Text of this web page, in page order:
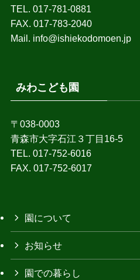
TEL. 017-781-0881
FAX. 017-783-2040
Mail. info@ishiekodomoen.jp
みわこども園
〒038-0003
青森市大字石江３丁目16-5
TEL. 017-752-6016
FAX. 017-752-6017
園について
お知らせ
園での暮らし